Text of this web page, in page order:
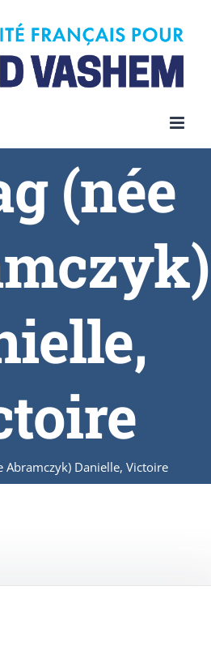
(née
Abramczyk) Danielle, Victoire